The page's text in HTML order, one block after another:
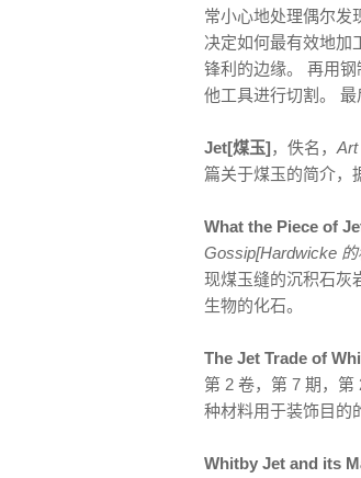
常小心地处理偶尔发
决定如何最有效地加
锋利的边缘。 再用
他工具进行切割。 最
Jet[煤玉]，佚名， Art
篇关于煤玉的简介，
What the Piece of
Gossip[Hardwicke
现煤玉缝的沉积石灰
生物的化石。
The Jet Trade of
第 2 卷，第 7 期，
种材料用于装饰目的
Whitby Jet and its